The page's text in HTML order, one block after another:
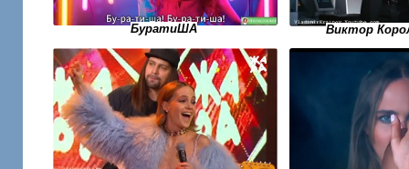
БуратиША Виктор